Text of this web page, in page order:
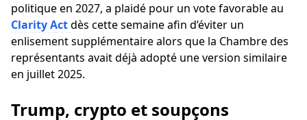
politique en 2027, a plaidé pour un vote favorable au
Clarity Actdès cette semaine afin d’éviter un
enlisement supplémentaire alors que la Chambre des
représentants avait déjà adopté une version similaire
en juillet 2025.
Trump, crypto et soupçons